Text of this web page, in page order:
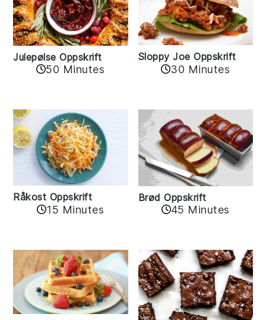
Julepølse Oppskrift
50 Minutes
Sloppy Joe Oppskrift
30 Minutes
Råkost Oppskrift
15 Minutes
Brød Oppskrift
45 Minutes